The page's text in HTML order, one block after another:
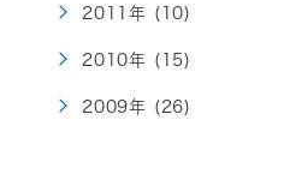
2011年 (10)
2010年 (15)
2009年 (26)